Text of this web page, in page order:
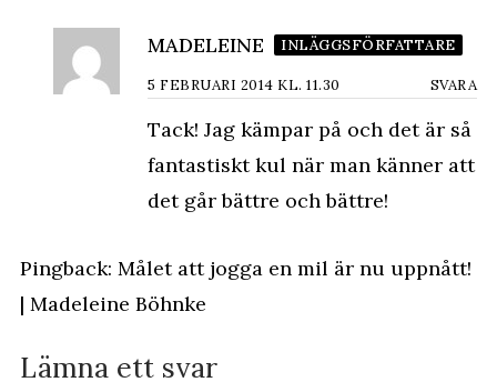
MADELEINE INLÄGGSFÖRFATTARE
5 FEBRUARI 2014 KL. 11.30 SVARA
Tack! Jag kämpar på och det är så
fantastiskt kul när man känner att
det går bättre och bättre!
Pingback: Målet att jogga en mil är nu uppnått!
| Madeleine Böhnke
Lämna ett svar